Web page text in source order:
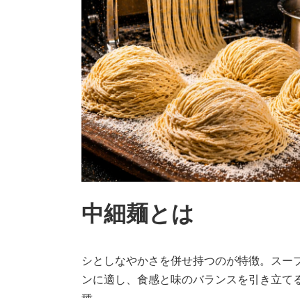
中細麺とは
シとしなやかさを併せ持つのが特徴。スー
ンに適し、食感と味のバランスを引き立